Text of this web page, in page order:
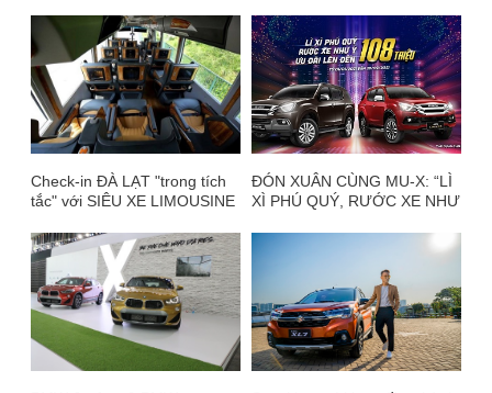
Check-in ĐÀ LẠT "trong tích
tắc" với SIÊU XE LIMOUSINE
Gòn - Đà Lạt
ĐÓN XUÂN CÙNG MU-X: “LÌ
XÌ PHÚ QUÝ, RƯỚC XE NHƯ